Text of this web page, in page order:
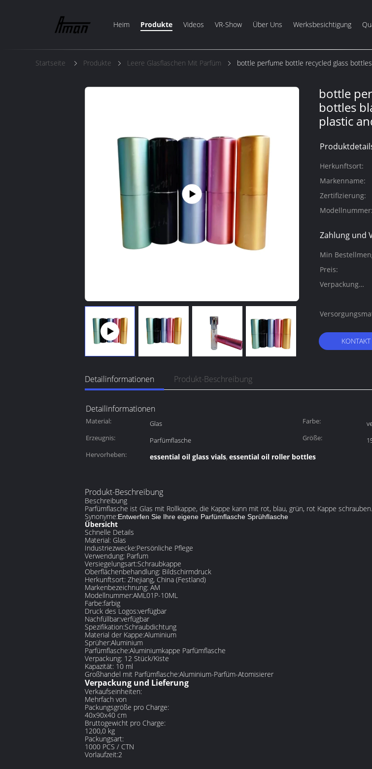
Heim Produkte Videos VR-Show Über Uns Werksbesichtigung
Startseite Produkte Leere Glasflaschen Mit Parfüm bottle perfume bottle recycled glass
bottle
bottles
plastic
Herkunftsort:
Markenname:
Zertifizierung:
Modellnummer:
Zahlung und
Min
Preis:
Verpackung
KONTAKT
Detailinformationen Produkt-Beschreibung
Detailinformationen
Material: Glas Farbe:
Erzeugnis:
Parfümflasche Größe:
Hervorheben:
essential oil glass vials, essential oil roller bottles
Produkt-Beschreibung
Beschreibung
Parfümflasche ist Glas mit Rollkappe, die Kappe kann mit rot, blau, grün, rot Kappe schrauben.
Synonyme:Entwerfen Sie Ihre eigene Parfümflasche Sprühflasche
Übersicht
Schnelle Details
Material: Glas
Industriezwecke:Persönliche Pflege
Verwendung: Parfum
Versiegelungsart:Schraubkappe
Oberflächenbehandlung: Bildschirmdruck
Herkunftsort: Zhejiang, China (Festland)
Markenbezeichnung: AM
Modellnummer:AML01P-10ML
Farbe:farbig
Druck des Logos:verfügbar
Nachfüllbar:verfügbar
Spezifikation:Schraubdichtung
Material der Kappe:Aluminium
Sprüher:Aluminium
Parfümflasche:Aluminiumkappe Parfümflasche
Verpackung: 12 Stück/Kiste
Kapazität: 10 ml
Großhandel mit Parfümflasche:Aluminium-Parfüm-Atomisierer
Verpackung und Lieferung
Verkaufseinheiten:
Mehrfach von
Packungsgröße pro Charge:
40x90x40 cm
Bruttogewicht pro Charge:
1200,0 kg
Packungsart:
1000 PCS / CTN
Vorlaufzeit:2